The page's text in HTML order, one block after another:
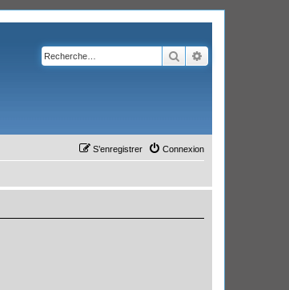
Rechercher
Connexion
S’enregistrer